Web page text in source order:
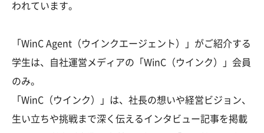
われています。
「WinC Agent（ウインクエージェント）」がご紹介する
学生は、自社運営メディアの「WinC（ウインク）」会員
のみ。
「WinC（ウインク）」は、社長の想いや経営ビジョン、
生い立ちや挑戦まで深く伝えるインタビュー記事を掲載